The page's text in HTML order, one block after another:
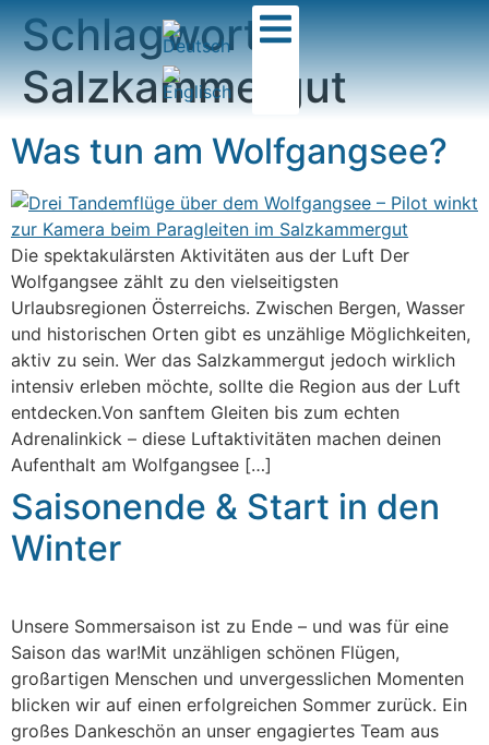
Schlagwort:
Salzkammergut
Was tun am Wolfgangsee?
Die spektakulärsten Aktivitäten aus der Luft Der
Wolfgangsee zählt zu den vielseitigsten
Urlaubsregionen Österreichs. Zwischen Bergen, Wasser
und historischen Orten gibt es unzählige Möglichkeiten,
aktiv zu sein. Wer das Salzkammergut jedoch wirklich
intensiv erleben möchte, sollte die Region aus der Luft
entdecken.Von sanftem Gleiten bis zum echten
Adrenalinkick – diese Luftaktivitäten machen deinen
Aufenthalt am Wolfgangsee […]
Saisonende & Start in den
Winter
Unsere Sommersaison ist zu Ende – und was für eine
Saison das war!Mit unzähligen schönen Flügen,
großartigen Menschen und unvergesslichen Momenten
blicken wir auf einen erfolgreichen Sommer zurück. Ein
großes Dankeschön an unser engagiertes Team aus